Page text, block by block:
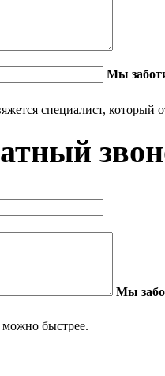
Мы
специалист, который
Мы
можно быстрее.